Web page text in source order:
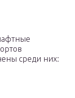
среди них: